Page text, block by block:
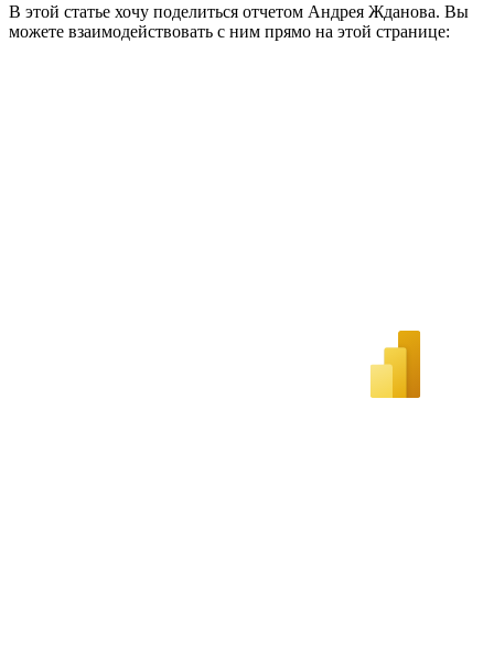
В этой статье хочу поделиться отчетом Андрея Жданова. Вы
можете взаимодействовать с ним прямо на этой странице: